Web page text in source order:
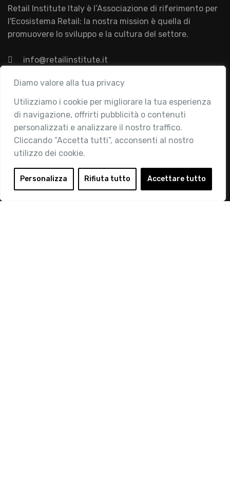
Diamo valore alla tua privacy
Utilizziamo i cookie per migliorare la tua esperienza
di navigazione, offrirti pubblicità o contenuti
personalizzati e analizzare il nostro traffico.
Cliccando “Accetta tutti”, acconsenti al nostro
utilizzo dei cookie.
Personalizza Rifiuta tutto Accettare tutto
Retail Institute Italy è l’Associazione di riferimento per
l'Ecosistema Retail: la nostra mission è quella di
promuovere lo sviluppo e la cultura del settore.
info@retailinstitute.it
Associazione
Chi siamo
Attività
Contatti
Area Riservata
Login
Diventa Socio